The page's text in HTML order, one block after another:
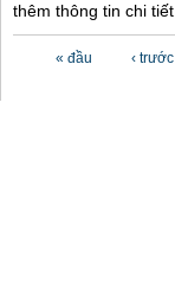
thêm thông tin chi tiết.
Các trang
« đầu ‹ trước